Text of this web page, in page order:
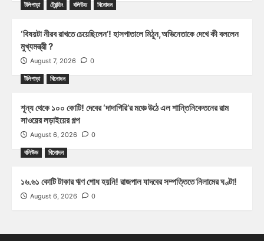
টলিপাড়া ট্রেন্ডিং বলিউড বিনোদন
‘বিষয়টা নীরব রাখতে চেয়েছিলেন’! হাসপাতালে মিঠুন,অভিনেতাকে দেখে কী বললেন
মুখ্যমন্ত্রী ?
August 7, 2026 0
টলিপাড়া বিনোদন
শূন্য থেকে ১০০ কোটি! দেবের ‘দাদাগিরি’র মঞ্চে উঠে এল শান্তিনিকেতনের রাম
সাওয়ের লড়াইয়ের গল্প
August 6, 2026 0
বলিউড বিনোদন
১৬.৬১ কোটি টাকার ঋণ শোধ হয়নি! রাজপাল যাদবের সম্পত্তিতে নিলামের ঘণ্টা!
August 6, 2026 0